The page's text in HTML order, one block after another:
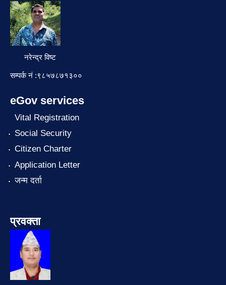
नरेन्द्र विष्ट
सम्पर्क नं :९८५७८७१३००
eGov services
Vital Registration
Social Security
Citizen Charter
Application Letter
जन्म दर्ता
प्रवक्ता